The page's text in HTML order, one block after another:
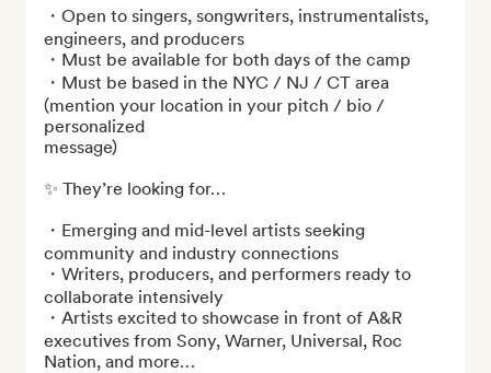
・Open to singers, songwriters, instrumentalists,
engineers, and producers
・Must be available for both days of the camp
・Must be based in the NYC / NJ / CT area
(mention your location in your pitch / bio /
personalized
message)
✨ They’re looking for…
・Emerging and mid-level artists seeking
community and industry connections
・Writers, producers, and performers ready to
collaborate intensively
・Artists excited to showcase in front of A&R
executives from Sony, Warner, Universal, Roc
Nation, and more…